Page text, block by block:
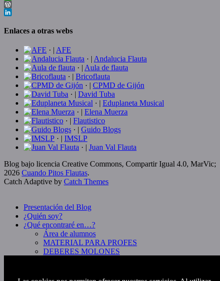
WhatsApp
WordPress
Enlaces a otras webs
· | AFE
· | Andalucia Flauta
· | Aula de flauta
· | Bricoflauta
· | CPMD de Gijón
· | David Tuba
· | Eduplaneta Musical
· | Elena Muerza
· | Flautistico
· | Guido Blogs
· | IMSLP
· | Juan Val Flauta
Blog bajo licencia Creative Commons, Compartir Igual 4.0, MarVic;
2026 Cuando Pitos Flautas.
Catch Adaptive by Catch Themes
Presentación del Blog
¿Quién soy?
¿Qué encontraré en…?
Área de alumnos
MATERIAL PARA PROFES
DEBERES MOLONES
MUSICALES